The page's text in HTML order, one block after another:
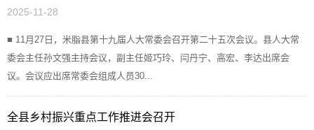
2025-11-28
■ 11月27日，米脂县第十九届人大常委会召开第二十五次会议。县人大常
委会主任孙文强主持会议，副主任姬巧玲、闫丹宁、高宏、李达出席会
议。会议应出席常委会组成人员30...
全县乡村振兴重点工作推进会召开